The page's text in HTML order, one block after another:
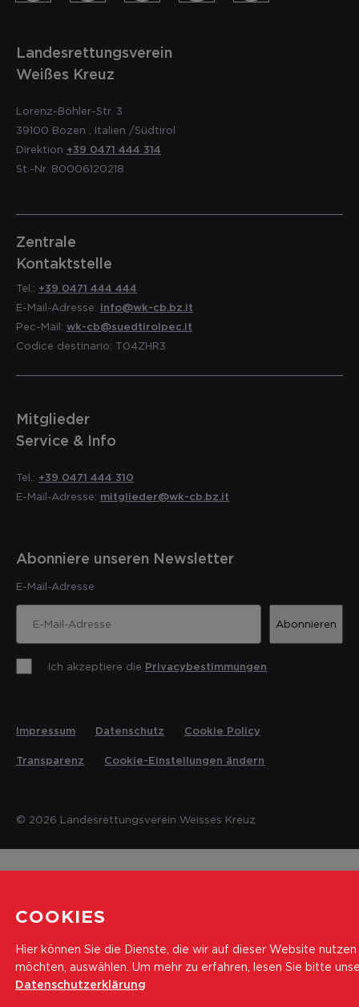
Landesrettungsverein
Weißes Kreuz
Lorenz-Böhler-Str. 3
39100 Bozen Italien /Südtirol
Direktion +39 0471 444 314
St.-Nr. 80006120218
Zentrale
Kontaktstelle
Tel.: +39 0471 444 444
E-Mail-Adresse: info@wk-cb.bz.it
Pec-Mail: wk-cb@suedtirolpec.it
Codice destinario: T04ZHR3
Mitglieder
Service & Info
Tel.: +39 0471 444 310
E-Mail-Adresse: mitglieder@wk-cb.bz.it
Abonniere unseren Newsletter
E-Mail-Adresse
Abonnieren
Ich akzeptiere die Privacybestimmungen
© 2026 Landesrettungsverein Weisses Kreuz
Impressum Datenschutz Cookie Policy
Transparenz Cookie-Einstellungen ändern
COOKIES
Hier können Sie die Dienste, die wir auf dieser Website nutzen
möchten, auswählen. Um mehr zu erfahren, lesen Sie bitte
Datenschutzerklärung